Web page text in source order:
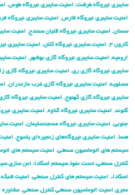
سایبری نیروگاه طرشت, امنیت سایبری نیروگاه طوس,
امنیت سایبری نیروگاه فارس, امنیت سایبری نیروگاه
سمنان, امنیت سایبری نیروگاه قلیان سنندج, امنیت
کارون ۴
, امنیت سایبری نیروگاه کلان, امنیت سایبری
ارومیه, امنیت سایبری نیروگاه گازی بوشهر , امنیت
سایبری نیروگاه گازی ری, امنیت سایبری نیروگاه گازی
عسلویه, امنیت سایبری نیروگاه گازی غرب مازندران,
سایبری نیروگاه گازی کهنوج, امنیت سایبری نیروگاه
گتوند, امنیت سایبری نیروگاه گناوه, امنیت سایبری
جنوبی, امنیت سایبری نیروگاه مسجدسلیمان, امنیت
هسا, امنیت سایبری نیروگاه‌های زنجیره‌ای یاسوج,
سیستم های اتوماسیون صنعتی, امنیت سیستم های
کنترل صنعتی، تست نفوذ سیستم اسکادا، امن سازی
اسکادا،, امنیت سیستم های کنترل صنعتی, امنیت شبکه
مجری امنیت اتوماسیون صنعتی کنترل صنعتی, مشاوره